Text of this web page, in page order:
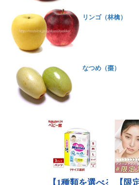
リンゴ（林檎）
なつめ（棗）